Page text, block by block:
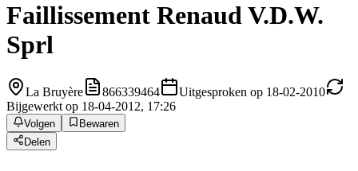
Faillissement Renaud V.D.W.
Sprl
La Bruyère 866339464
Uitgesproken op 18-02-2010
Bijgewerkt op 18-04-2012, 17:26
Volgen
Bewaren
Delen